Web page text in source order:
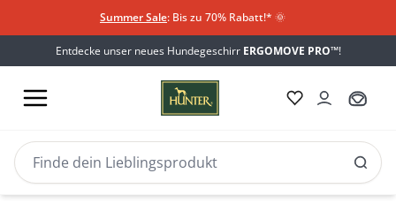
Summer Sale: Bis zu 70% Rabatt!* 🌞
Entdecke unser neues Hundegeschirr ERGOMOVE PRO™!